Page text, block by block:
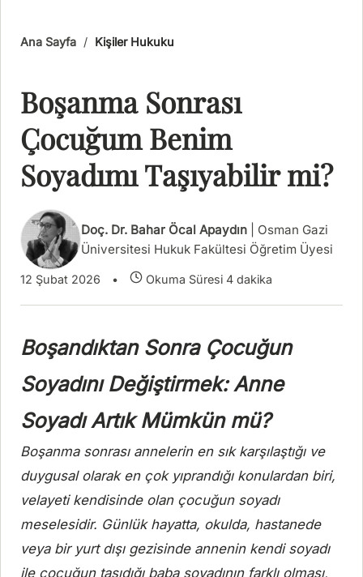
Ana Sayfa / Kişiler Hukuku
Boşanma Sonrası
Çocuğum Benim
Soyadımı Taşıyabilir mi?
Doç. Dr. Bahar Öcal Apaydın | Osman Gazi
Üniversitesi Hukuk Fakültesi Öğretim Üyesi
12 Şubat 2026 • Okuma Süresi 4 dakika
Boşandıktan Sonra Çocuğun
Soyadını Değiştirmek: Anne
Soyadı Artık Mümkün mü?
Boşanma sonrası annelerin en sık karşılaştığı ve
duygusal olarak en çok yıprandığı konulardan biri,
velayeti kendisinde olan çocuğun soyadı
meselesidir. Günlük hayatta, okulda, hastanede
veya bir yurt dışı gezisinde annenin kendi soyadı
ile çocuğun taşıdığı baba soyadının farklı olması,